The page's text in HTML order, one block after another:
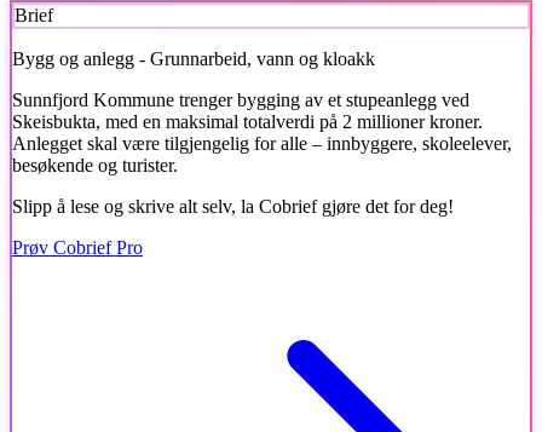
Brief
Bygg og anlegg - Grunnarbeid, vann og kloakk
Sunnfjord Kommune trenger bygging av et stupeanlegg ved
Skeisbukta, med en maksimal totalverdi på 2 millioner kroner.
Anlegget skal være tilgjengelig for alle – innbyggere, skoleelever,
besøkende og turister.
Slipp å lese og skrive alt selv, la Cobrief gjøre det for deg!
Prøv Cobrief Pro